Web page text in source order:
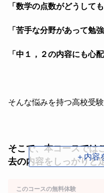
「数学の点数がどうして
「苦手な分野があって勉
「中１，２の内容にも心
そんな悩みを持つ高校受
そこで、本コースでは
去の内容をしっかりと
弱点克服、得点アッ
＋内容
このコースの無料体験